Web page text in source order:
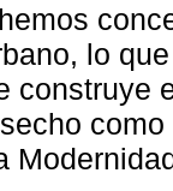
lo
construye